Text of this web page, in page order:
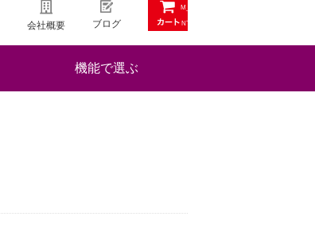
会社概要 ブログ
M_C
NT_
機能で選ぶ